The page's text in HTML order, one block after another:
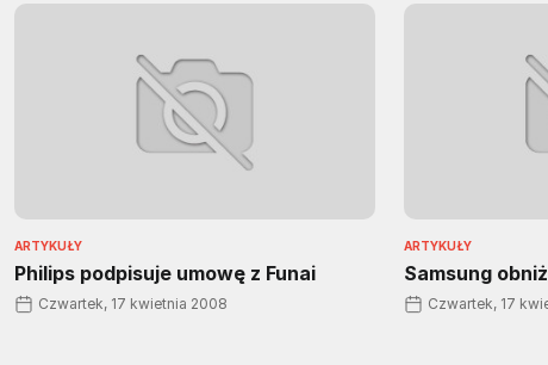
ARTYKUŁY
Philips podpisuje umowę z Funai
Czwartek, 17 kwietnia 2008
ARTYKUŁY
Samsung
Czwartek, 17